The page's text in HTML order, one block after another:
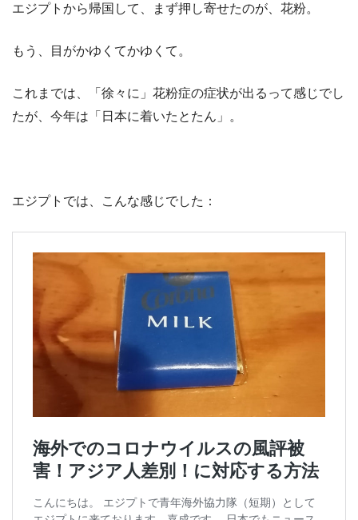
エジプトから帰国して、まず押し寄せたのが、花粉。
もう、目がかゆくてかゆくて。
これまでは、「徐々に」花粉症の症状が出るって感じでし
たが、今年は「日本に着いたとたん」。
エジプトでは、こんな感じでした：